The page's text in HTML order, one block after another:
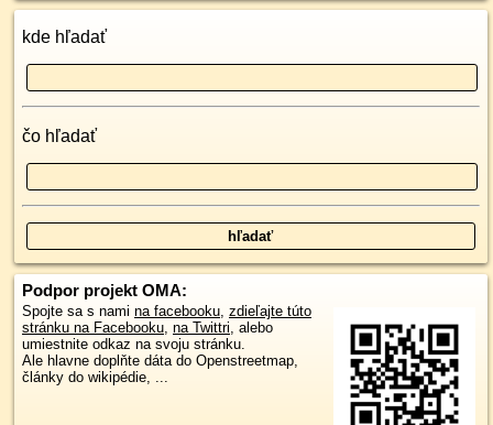
kde hľadať
čo hľadať
Podpor projekt OMA:
Spojte sa s nami na facebooku zdieľajte túto
stránku na Facebooku na Twittri , alebo
umiestnite odkaz na svoju stránku.
Ale hlavne doplňte dáta do Openstreetmap,
články do wikipédie, ...